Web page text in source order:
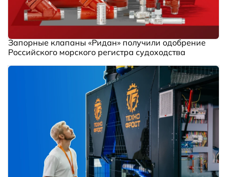
Запорные клапаны «Ридан» получили одобрение
Российского морского регистра судоходства